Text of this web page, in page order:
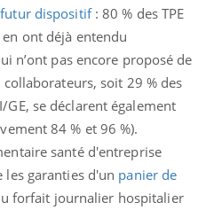
futur dispositif: 80 % des TPE
en ont déjà entendu
n’ont pas encore proposé de
soit 29 % des
GE, se déclarent également
84 % et 96 %).
santé d'entreprise
les garanties d'un panier de
forfait journalier hospitalier